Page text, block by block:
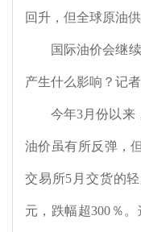
回升，但全球原油
国际油价会继
产生什么影响？记
今年3月份以来
油价虽有所反弹，
交易所5 月交货的
元，跌幅超300 ％。